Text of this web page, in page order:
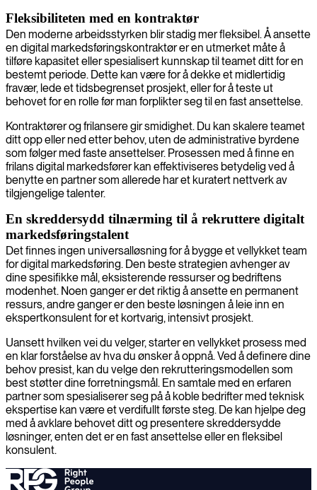
Fleksibiliteten med en kontraktør
Den moderne arbeidsstyrken blir stadig mer fleksibel. Å ansette
en digital markedsføringskontraktør er en utmerket måte å
tilføre kapasitet eller spesialisert kunnskap til teamet ditt for en
bestemt periode. Dette kan være for å dekke et midlertidig
fravær, lede et tidsbegrenset prosjekt, eller for å teste ut
behovet for en rolle før man forplikter seg til en fast ansettelse.
Kontraktører og frilansere gir smidighet. Du kan skalere teamet
ditt opp eller ned etter behov, uten de administrative byrdene
som følger med faste ansettelser. Prosessen med å finne en
frilans digital markedsfører kan effektiviseres betydelig ved å
benytte en partner som allerede har et kuratert nettverk av
tilgjengelige talenter.
En skreddersydd tilnærming til å rekruttere digitalt
markedsføringstalent
Det finnes ingen universalløsning for å bygge et vellykket team
for digital markedsføring. Den beste strategien avhenger av
dine spesifikke mål, eksisterende ressurser og bedriftens
modenhet. Noen ganger er det riktig å ansette en permanent
ressurs, andre ganger er den beste løsningen å leie inn en
ekspertkonsulent for et kortvarig, intensivt prosjekt.
Uansett hvilken vei du velger, starter en vellykket prosess med
en klar forståelse av hva du ønsker å oppnå. Ved å definere dine
behov presist, kan du velge den rekrutteringsmodellen som
best støtter dine forretningsmål. En samtale med en erfaren
partner som spesialiserer seg på å koble bedrifter med teknisk
ekspertise kan være et verdifullt første steg. De kan hjelpe deg
med å avklare behovet ditt og presentere skreddersydde
løsninger, enten det er en fast ansettelse eller en fleksibel
konsulent.